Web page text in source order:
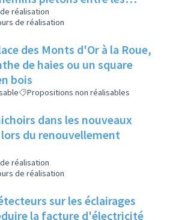
réalisation
de réalisation
des Monts d'Or à la Roue,
de haies ou un square
bois
Propositions non réalisables
du renouvellement
réalisation
de réalisation
sur les éclairages
la facture d'électricité